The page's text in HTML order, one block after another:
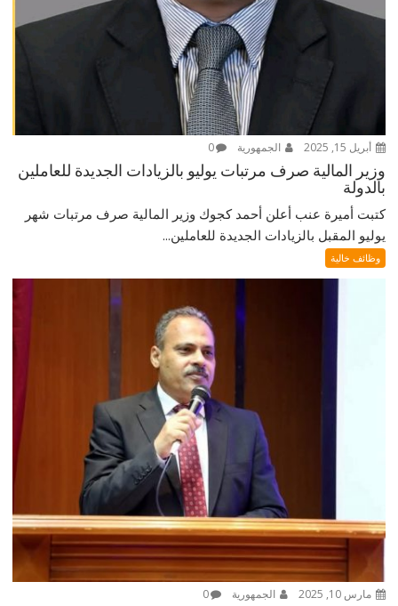
أبريل 15, 2025 الجمهورية 0
وزير المالية صرف مرتبات يوليو بالزيادات الجديدة للعاملين
بالدولة
كتبت أميرة عنب أعلن أحمد كجوك وزير المالية صرف مرتبات شهر
يوليو المقبل بالزيادات الجديدة للعاملين...
وظائف خالية
مارس 10, 2025 الجمهورية 0